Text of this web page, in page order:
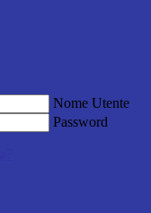
Nome Utente
Password